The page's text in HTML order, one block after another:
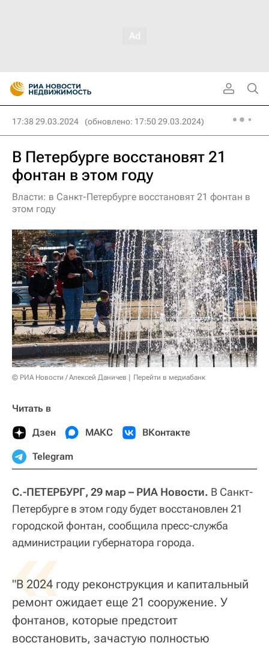
17:38 29.03.2024 (обновлено: 17:50 29.03.2024)
В Петербурге восстановят 21
фонтан в этом году
Власти: в Санкт-Петербурге восстановят 21 фонтан в
этом году
© РИА Новости / Алексей Даничев Перейти в медиабанк
Читать в
Дзен МАКС ВКонтакте
Telegram
С.-ПЕТЕРБУРГ, 29 мар – РИА Новости. В Санкт-
Петербурге в этом году будет восстановлен 21
городской фонтан, сообщила пресс-служба
администрации губернатора города.
«
"В 2024 году реконструкция и капитальный
ремонт ожидает еще 21 сооружение. У
фонтанов, которые предстоит
восстановить, зачастую полностью